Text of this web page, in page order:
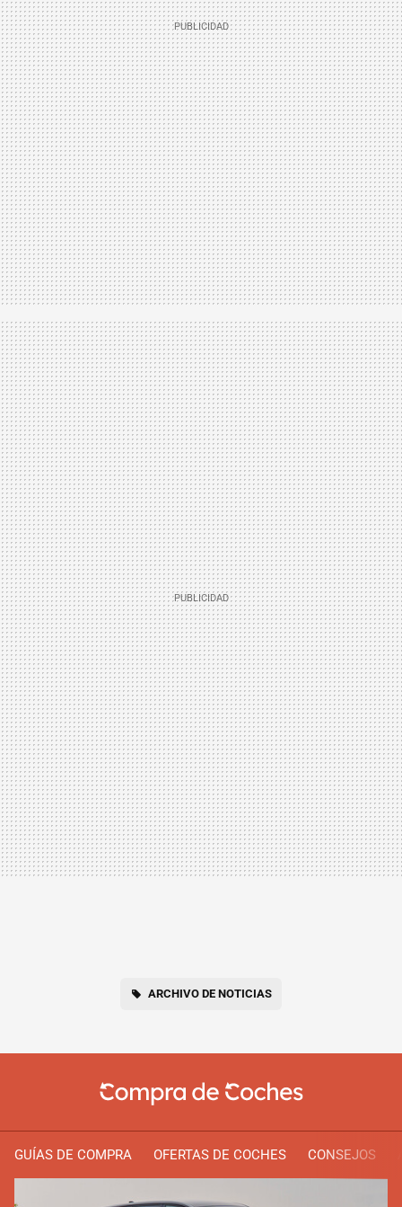
ARCHIVO DE NOTICIAS
GUÍAS DE COMPRA OFERTAS DE COCHES CONSEJOS